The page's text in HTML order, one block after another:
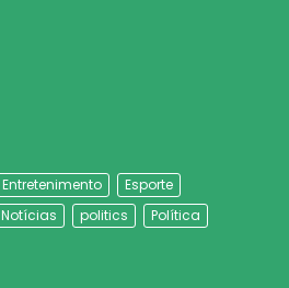
Entretenimento
Esporte
Notícias politics
Política